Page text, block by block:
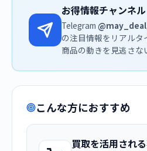
お得情報チャンネル
Telegram
の注目情報をリアルタ
商品の動きを見逃さな
こんな方におすすめ
買取を活用され